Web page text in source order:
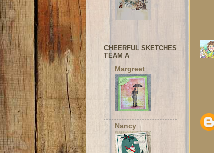
CHEERFUL SKETCHES
TEAM A
Margreet
Nancy